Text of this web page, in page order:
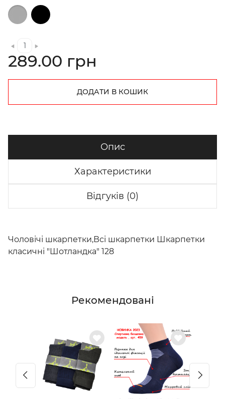
289.00 грн
ДОДАТИ В КОШИК
Опис
Характеристики
Відгуків (0)
Чоловічі шкарпетки,Всі шкарпетки Шкарпетки
класичні "Шотландка" 128
Рекомендовані